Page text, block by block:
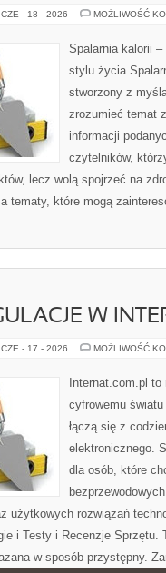
CZE - 18 - 2026 MOŻLIWOŚĆ
Spalarnia kalorii
stylu życia
stworzony z
zrozumieć temat
informacji
czytelników,
lecz wolą spojrzeć na
tematy, które mogą
W
CZE - 17 - 2026 MOŻLIWOŚĆ
Internat.com.pl
cyfrowemu
łączą się z
elektronicznego.
dla osób, które
użytkowych rozwiązań
i Testy i Recenzje
w sposób przystępny.